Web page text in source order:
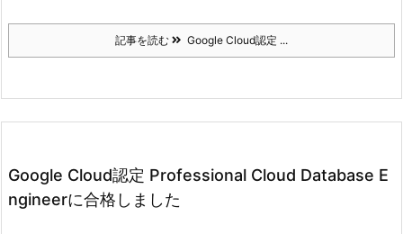
記事を読む Google Cloud認定 ...
Google Cloud認定 Professional Cloud Database E
ngineerに合格しました